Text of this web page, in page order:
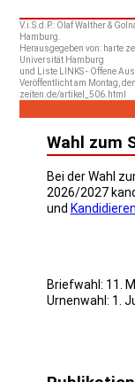
V.i.S.d.P.: Olaf Walther &
Hamburg.
Herausgegeben von: harte
Universität Hamburg
und Liste LINKS - Offene
Veröffentlicht am Montag,
zeiten.de/artikel_506.html
Wahl zum
Bei der Wahl
2026/2027
und
Briefwahl: 11.
Urnenwahl: 1.